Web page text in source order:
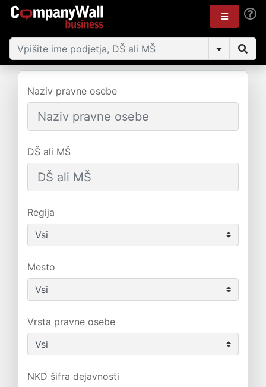
Naziv pravne osebe
DŠ ali MŠ
Regija
Mesto
Vrsta pravne osebe
NKD šifra dejavnosti